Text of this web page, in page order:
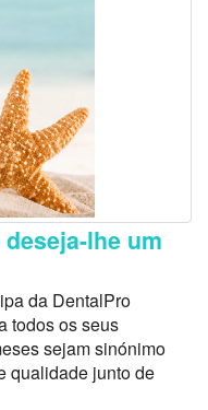
lhe um
da DentalPro
todos os seus
sejam sinónimo
qualidade junto de